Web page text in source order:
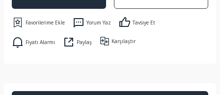
Yorum Yaz Tavsiye Et
Fiyatı Alarmı Paylaş Karşılaştır